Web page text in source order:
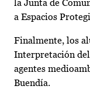
la Junta de
a Espacios
Finalmente, los
Interpretación
agentes
Buendía.